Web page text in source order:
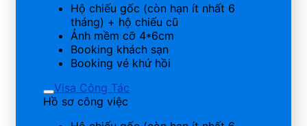
Hộ chiếu gốc (còn hạn ít nhất 6
tháng) + hộ chiếu cũ
Ảnh mềm cỡ 4*6cm
Booking khách sạn
Booking vé khứ hồi
Visa Công Tác
Hồ sơ công việc